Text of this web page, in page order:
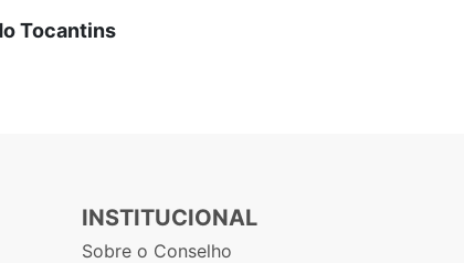
Tocantins
INSTITUCIONAL
Sobre o Conselho